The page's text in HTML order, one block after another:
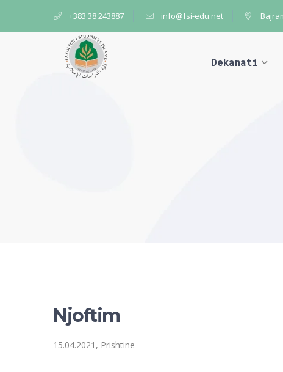
+383 38 243887 info@fsi-edu.net
Dekanati
Njoftim
15.04.2021, Prishtine